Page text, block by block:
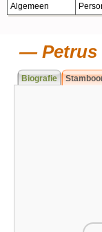
Algemeen
Petrus
Biografie